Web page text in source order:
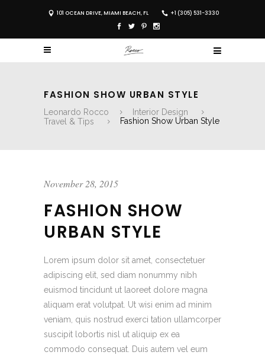
101 OCEAN DRIVE, MIAMI BEACH, FL +1 (305) 531-3330
FASHION SHOW URBAN STYLE
Leonardo Rocco
Interior Design
Travel & Tips
Fashion Show Urban Style
November 28, 2015
FASHION SHOW
URBAN STYLE
Lorem ipsum dolor sit amet, consectetuer
adipiscing elit, sed diam nonummy nibh
euismod tincidunt ut laoreet dolore magna
aliquam erat volutpat. Ut wisi enim ad minim
veniam, quis nostrud exerci tation ullamcorper
suscipit lobortis nisl ut aliquip ex ea
commodo consequat. Duis autem vel eum